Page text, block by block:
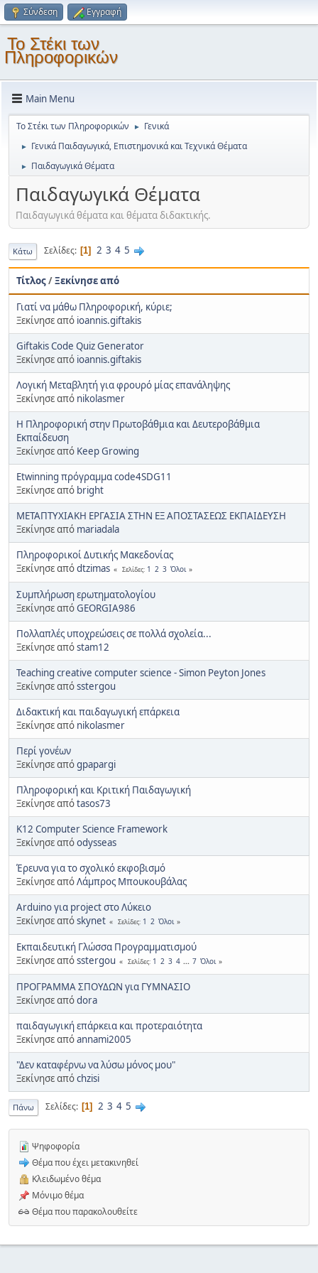
Σύνδεση Εγγραφή
Το Στέκι των
Πληροφορικών
Main Menu
Το Στέκι των Πληροφορικών ► Γενικά
► Γενικά Παιδαγωγικά, Επιστημονικά και Τεχνικά Θέματα
► Παιδαγωγικά Θέματα
Παιδαγωγικά Θέματα
Παιδαγωγικά θέματα και θέματα διδακτικής.
Κάτω Σελίδες 1 2 3 4 5
Τίτλος/Ξεκίνησε από
Γιατί να μάθω Πληροφορική, κύριε;
Ξεκίνησε από ioannis.giftakis
Giftakis Code Quiz Generator
Ξεκίνησε από ioannis.giftakis
Λογική Μεταβλητή για φρουρό μίας επανάληψης
Ξεκίνησε από nikolasmer
Η Πληροφορική στην Πρωτοβάθμια και Δευτεροβάθμια
Εκπαίδευση
Ξεκίνησε από Keep Growing
Εtwinning πρόγραμμα code4SDG11
Ξεκίνησε από bright
ΜΕΤΑΠΤΥΧΙΑΚΗ ΕΡΓΑΣΙΑ ΣΤΗΝ ΕΞ ΑΠΟΣΤΑΣΕΩΣ ΕΚΠΑΙΔΕΥΣΗ
Ξεκίνησε από mariadala
Πληροφορικοί Δυτικής Μακεδονίας
Ξεκίνησε απόdtzimas Σελίδες 1 2 3 Όλοι
Συμπλήρωση ερωτηματολογίου
Ξεκίνησε απόGEORGIA986
Πολλαπλές υποχρεώσεις σε πολλά σχολεία...
Ξεκίνησε απόstam12
Teaching creative computer science - Simon Peyton Jones
Ξεκίνησε απόsstergou
Διδακτική και παιδαγωγική επάρκεια
Ξεκίνησε από nikolasmer
Περί γονέων
Ξεκίνησε απόgpapargi
Πληροφορική και Κριτική Παιδαγωγική
Ξεκίνησε απόtasos73
K12 Computer Science Framework
Ξεκίνησε απόodysseas
Έρευνα για το σχολικό εκφοβισμό
Ξεκίνησε απόΛάμπρος Μπουκουβάλας
Arduino για project στο Λύκειο
Ξεκίνησε απόskynet Σελίδες 1 2 Όλοι
Εκπαιδευτική Γλώσσα Προγραμματισμού
Ξεκίνησε απόsstergou Σελίδες 1 2 3 4 ... 7 Όλοι
ΠΡΟΓΡΑΜΜΑ ΣΠΟΥΔΩΝ για ΓΥΜΝΑΣΙΟ
Ξεκίνησε απόdora
παιδαγωγική επάρκεια και προτεραιότητα
Ξεκίνησε απόannami2005
"Δεν καταφέρνω να λύσω μόνος μου"
Ξεκίνησε απόchzisi
Πάνω Σελίδες 1 2 3 4 5
Ψηφοφορία
Θέμα που έχει μετακινηθεί
Κλειδωμένο θέμα
Μόνιμο θέμα
Θέμα που παρακολουθείτε